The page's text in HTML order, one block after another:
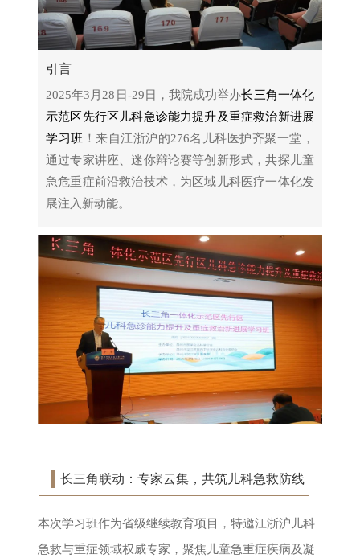
引言
2025年3月28日-29日，我院成功举办长三角一体化
示范区先行区儿科急诊能力提升及重症救治新进展
学习班 ！来自江浙沪的276名儿科医护齐聚一堂，
通过专家讲座、迷你辩论赛等创新形式，共探儿童
急危重症前沿救治技术，为区域儿科医疗一体化发
展注入新动能。
长三角联动：专家云集，共筑儿科急救防线
本次学习班作为省级继续教育项目，特邀江浙沪儿科
急救与重症领域权威专家，聚焦儿童急重症疾病及凝